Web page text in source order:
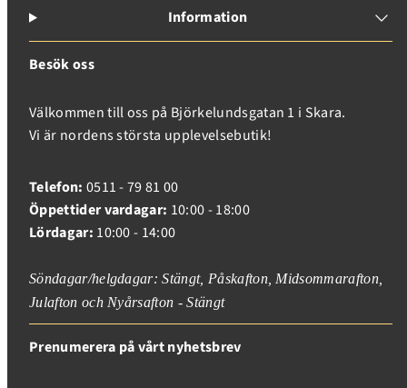
Information
Besök oss
Välkommen till oss på Björkelundsgatan 1 i Skara.
Vi är nordens största upplevelsebutik!
Telefon: 0511 - 79 81 00
Öppettider vardagar: 10:00 - 18:00
Lördagar: 10:00 - 14:00
Söndagar/helgdagar: Stängt, Påskafton, Midsommarafton,
Julafton och Nyårsafton - Stängt
Prenumerera på vårt nyhetsbrev